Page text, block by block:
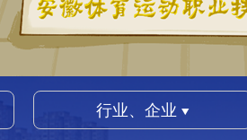
行业、企业